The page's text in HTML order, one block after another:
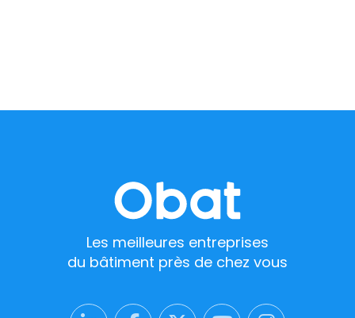
Les meilleures entreprises
du bâtiment près de chez vous